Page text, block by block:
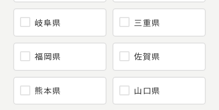
岐阜県 三重県
福岡県 佐賀県
熊本県 山口県